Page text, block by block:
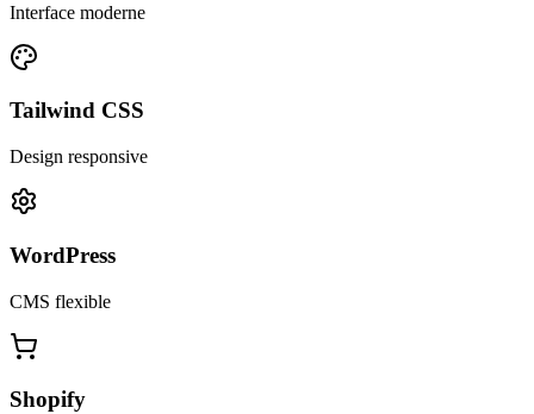
Interface moderne
Tailwind CSS
Design responsive
WordPress
CMS flexible
Shopify